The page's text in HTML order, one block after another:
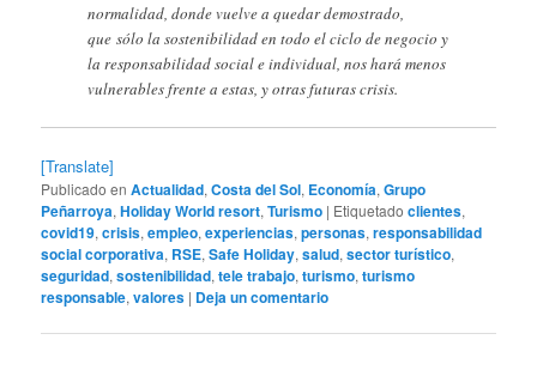
normalidad, donde vuelve a quedar demostrado,
que sólo la sostenibilidad en todo el ciclo de negocio y
la responsabilidad social e individual, nos hará menos
vulnerables frente a estas, y otras futuras crisis.
[Translate]
Publicado en Actualidad,Costa del Sol, Economía,Grupo
Peñarroya,Holiday World resort,Turismo | Etiquetado clientes,
covid19,crisis,empleo,experiencias,personas,responsabilidad
social corporativa, RSE,Safe Holiday,salud,sector turístico,
seguridad,sostenibilidad,tele trabajo,turismo,turismo
responsable,valores | Deja un comentario